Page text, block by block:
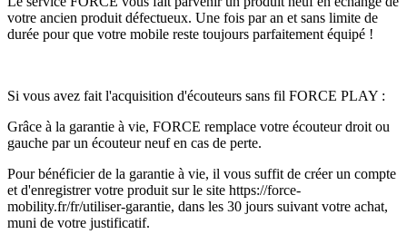
votre ancien produit défectueux. Une fois par an et sans limite de
durée pour que votre mobile reste toujours parfaitement équipé !
Si vous avez fait l'acquisition d'écouteurs sans fil FORCE PLAY :
Grâce à la garantie à vie, FORCE remplace votre écouteur droit ou
gauche par un écouteur neuf en cas de perte.
Pour bénéficier de la garantie à vie, il vous suffit de créer un compte
et d'enregistrer votre produit sur le site https://force-
mobility.fr/fr/utiliser-garantie, dans les 30 jours suivant votre achat,
muni de votre justificatif.